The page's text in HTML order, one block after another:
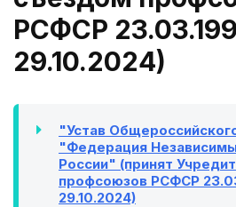
РСФСР
29.10.2024)
"Устав
"Федерация
России" (принят
профсоюзов РСФСР
29.10.2024)